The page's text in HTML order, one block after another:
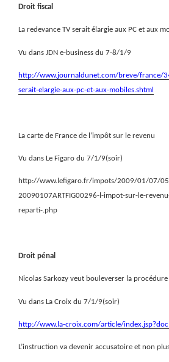
Droit fiscal
La redevance TV serait élargie aux PC et aux
Vu dans JDN e-business du 7-8/1/9
http://www.journaldunet.com/breve/france/
serait-elargie-aux-pc-et-aux-mobiles.shtml
La carte de France de l’impôt sur le revenu
Vu dans Le Figaro du 7/1/9(soir)
http://www.lefigaro.fr/impots/2009/01/07/
20090107ARTFIG00296-l-impot-sur-le-
reparti-.php
Droit pénal
Nicolas Sarkozy veut bouleverser la
Vu dans La Croix du 7/1/9(soir)
http://www.la-croix.com/article/
L’instruction va devenir accusatoire et non